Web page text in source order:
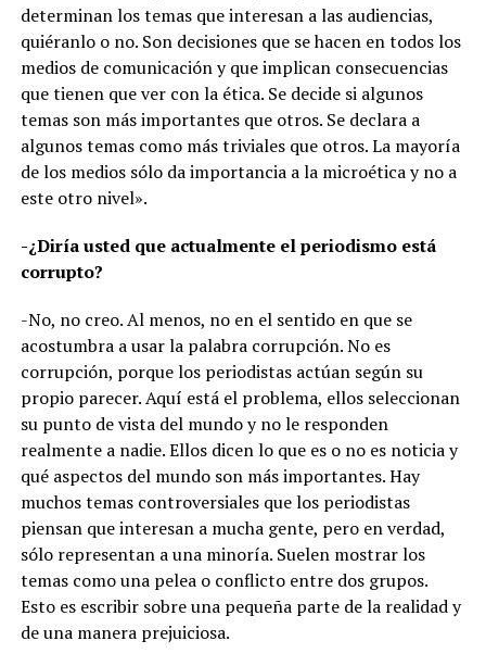
determinan los temas que interesan a las audiencias,
quiéranlo o no. Son decisiones que se hacen en todos los
medios de comunicación y que implican consecuencias
que tienen que ver con la ética. Se decide si algunos
temas son más importantes que otros. Se declara a
algunos temas como más triviales que otros. La mayoría
de los medios sólo da importancia a la microética y no a
este otro nivel».
-¿Diría usted que actualmente el periodismo está
corrupto?
-No, no creo. Al menos, no en el sentido en que se
acostumbra a usar la palabra corrupción. No es
corrupción, porque los periodistas actúan según su
propio parecer. Aquí está el problema, ellos seleccionan
su punto de vista del mundo y no le responden
realmente a nadie. Ellos dicen lo que es o no es noticia y
qué aspectos del mundo son más importantes. Hay
muchos temas controversiales que los periodistas
piensan que interesan a mucha gente, pero en verdad,
sólo representan a una minoría. Suelen mostrar los
temas como una pelea o conflicto entre dos grupos.
Esto es escribir sobre una pequeña parte de la realidad y
de una manera prejuiciosa.